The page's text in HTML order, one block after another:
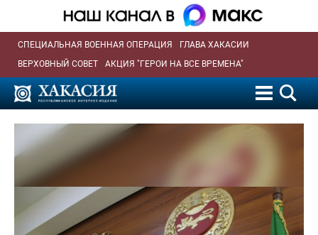
СПЕЦИАЛЬНАЯ ВОЕННАЯ ОПЕРАЦИЯ
ГЛАВА ХАКАСИИ
ВЕРХОВНЫЙ СОВЕТ
АКЦИЯ "ГЕРОИ НА ВСЕ ВРЕМЕНА"